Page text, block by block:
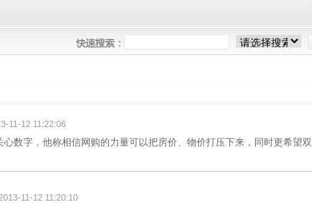
11-12 11:22:06
数字，他称相信网购的力量可以把房价、物价打压下来，同时更希望双
11-12 11:20:10